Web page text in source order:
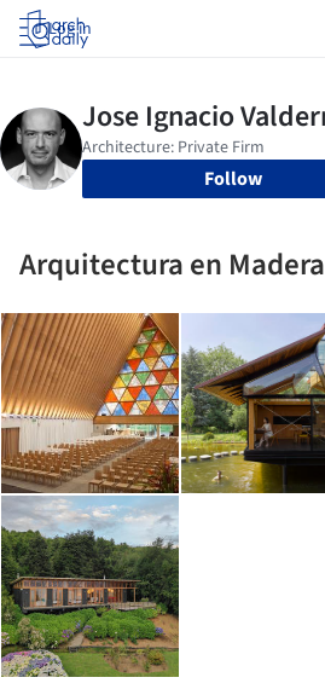
Log in
Follow
Arquitectura en Madera